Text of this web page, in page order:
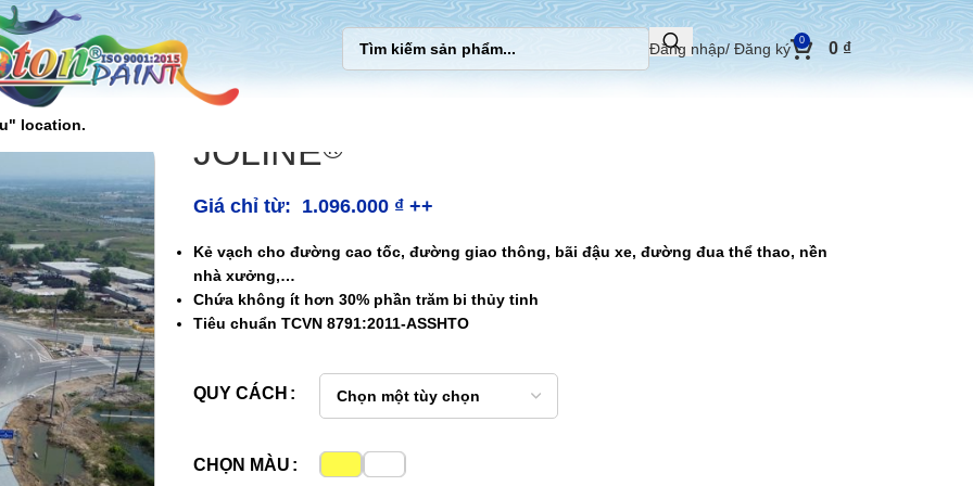
Đăng nhập/ Đăng ký 0 0 ₫
location.
JOLINE®
Giá chỉ từ: 1.096.000 ₫++
Kẻ vạch cho đường cao tốc, đường giao thông, bãi đậu xe, đường đua thể thao, nền
nhà xưởng,…
Chứa không ít hơn 30% phần trăm bi thủy tinh
Tiêu chuẩn TCVN 8791:2011-ASSHTO
QUY CÁCH
CHỌN MÀU